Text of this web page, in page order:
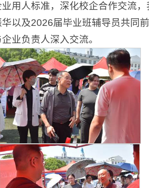
用人标准，深化校企合作交流
以及2026届毕业班辅导员共同
业负责人深入交流。